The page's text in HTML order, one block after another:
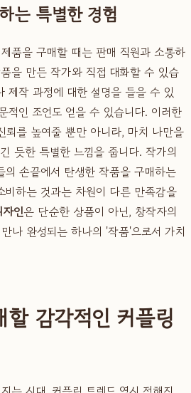
는 특별한 경험
품을 구매할 때는 판매 직원과 소통하
을 만든 작가와 직접 대화할 수 있습
제작 과정에 대한 설명을 들을 수 있
적인 조언도 얻을 수 있습니다. 이러한
뢰를 높여줄 뿐만 아니라, 마치 나만을
듯한 특별한 느낌을 줍니다. 작가의
의 손끝에서 탄생한 작품을 구매하는
비하는 것과는 차원이 다른 만족감을
인은 단순한 상품이 아닌, 창작자의
나 완성되는 하나의 '작품'으로서 가치
감각적인 커플링